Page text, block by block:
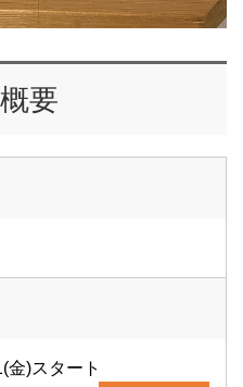
ろは、直ぐ聞いてくださ
を作りましょう。
座のご案内は、下記リンク
要
金)スタート